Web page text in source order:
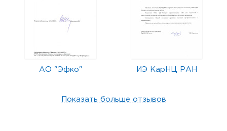
АО "Эфко" ИЭ КарНЦ РАН
Показать больше отзывов